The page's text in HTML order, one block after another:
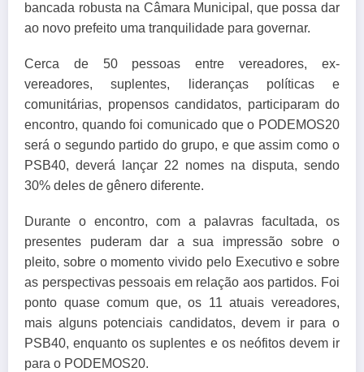
bancada robusta na Câmara Municipal, que possa dar
ao novo prefeito uma tranquilidade para governar.
Cerca de 50 pessoas entre vereadores, ex-
vereadores, suplentes, lideranças políticas e
comunitárias, propensos candidatos, participaram do
encontro, quando foi comunicado que o PODEMOS20
será o segundo partido do grupo, e que assim como o
PSB40, deverá lançar 22 nomes na disputa, sendo
30% deles de gênero diferente.
Durante o encontro, com a palavras facultada, os
presentes puderam dar a sua impressão sobre o
pleito, sobre o momento vivido pelo Executivo e sobre
as perspectivas pessoais em relação aos partidos. Foi
ponto quase comum que, os 11 atuais vereadores,
mais alguns potenciais candidatos, devem ir para o
PSB40, enquanto os suplentes e os neófitos devem ir
para o PODEMOS20.